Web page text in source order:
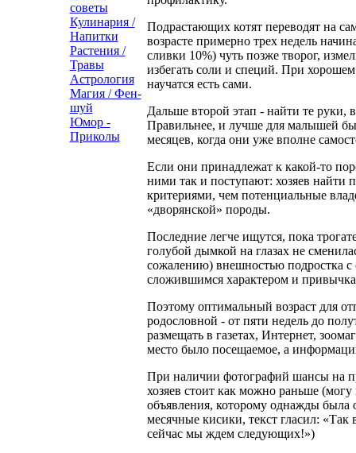
советы
Кулинария /
Напитки
Растения /
Травы
Астрология
Магия / Фен-
шуй
Юмор -
Приколы
Подрастающих котят переводят на
возрасте примерно трех недель
сливки 10%) чуть позже творог,
избегать соли и специй. При
научатся есть сами.
Дальше второй этап - найти те руки,
Правильнее, и лучше для малышей
месяцев, когда они уже вполне
Если они принадлежат к какой-то
ними так и поступают: хозяев найти
критериями, чем потенциальные
«дворянской» породы.
Последние легче ищутся, пока
голубой дымкой на глазах не
сожалению) внешностью подростка с
сложившимся характером и
Поэтому оптимальный возраст для
родословной - от пяти недель до
размещать в газетах, Интернет,
место было посещаемое, а
При наличии фотографий шансы на
хозяев стоит как можно раньше
объявления, которому однажды
месячные кисики, текст гласил:
сейчас мы ждем следующих!»)